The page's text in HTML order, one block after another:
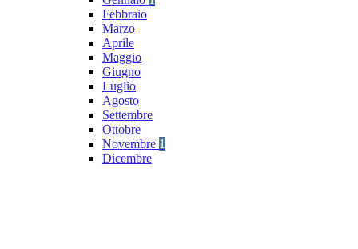
Febbraio
Marzo
Aprile
Maggio
Giugno
Luglio
Agosto
Settembre
Ottobre
Novembre 1
Dicembre